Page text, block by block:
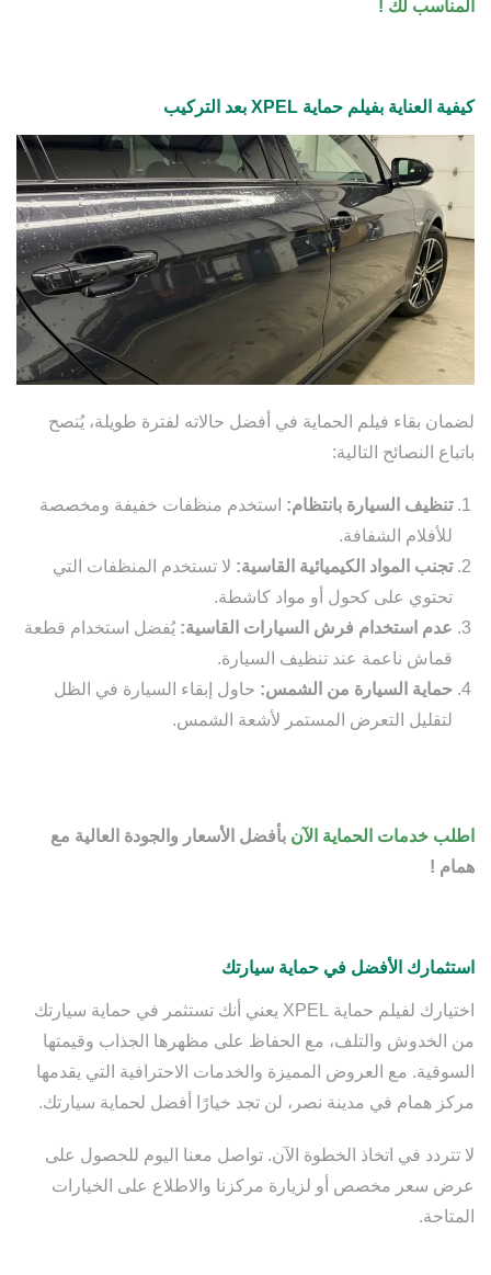
المناسب لك !
كيفية العناية بفيلم حماية XPEL بعد التركيب
لضمان بقاء فيلم الحماية في أفضل حالاته لفترة طويلة، يُنصح
باتباع النصائح التالية:
تنظيف السيارة بانتظام: استخدم منظفات خفيفة ومخصصة
للأفلام الشفافة.
تجنب المواد الكيميائية القاسية: لا تستخدم المنظفات التي
تحتوي على كحول أو مواد كاشطة.
عدم استخدام فرش السيارات القاسية: يُفضل استخدام قطعة
قماش ناعمة عند تنظيف السيارة.
حماية السيارة من الشمس: حاول إبقاء السيارة في الظل
لتقليل التعرض المستمر لأشعة الشمس.
اطلب خدمات الحماية الآن بأفضل الأسعار والجودة العالية مع
همام !
استثمارك الأفضل في حماية سيارتك
اختيارك لفيلم حماية XPEL يعني أنك تستثمر في حماية سيارتك
من الخدوش والتلف، مع الحفاظ على مظهرها الجذاب وقيمتها
السوقية. مع العروض المميزة والخدمات الاحترافية التي يقدمها
مركز همام في مدينة نصر، لن تجد خيارًا أفضل لحماية سيارتك.
لا تتردد في اتخاذ الخطوة الآن. تواصل معنا اليوم للحصول على
عرض سعر مخصص أو لزيارة مركزنا والاطلاع على الخيارات
المتاحة.